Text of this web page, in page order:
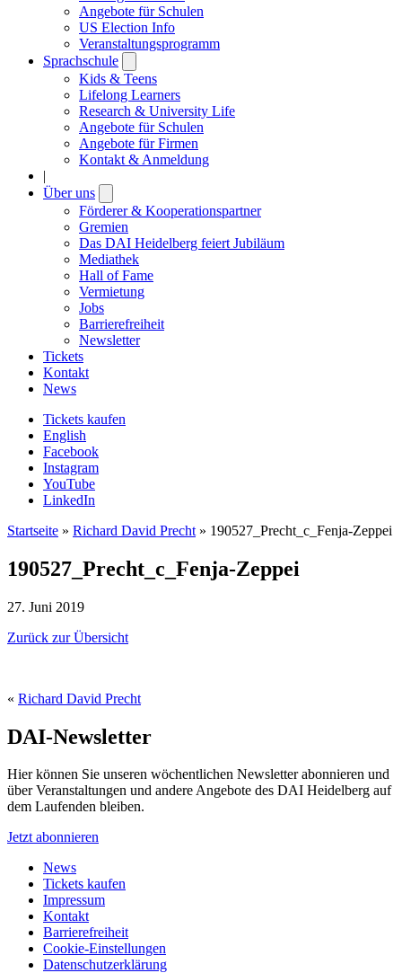
Angebote für Schulen
US Election Info
Veranstaltungsprogramm
Sprachschule
submenu
Kids & Teens
Lifelong Learners
Research & University Life
Angebote für Schulen
Angebote für Firmen
Kontakt & Anmeldung
|
Über uns
submenu
Förderer & Kooperationspartner
Gremien
Das DAI Heidelberg feiert Jubiläum
Mediathek
Hall of Fame
Vermietung
Jobs
Barrierefreiheit
Newsletter
Tickets
Kontakt
News
Tickets kaufen
English
Facebook
Instagram
YouTube
LinkedIn
Startseite » Richard David Precht » 190527_Precht_c_Fenja-Zeppei
190527_Precht_c_Fenja-Zeppei
27. Juni 2019
Zurück zur Übersicht
« Richard David Precht
DAI-Newsletter
Hier können Sie unseren wöchentlichen Newsletter abonnieren und
über Veranstaltungen und andere Angebote des DAI Heidelberg auf
dem Laufenden bleiben.
Jetzt abonnieren
News
Tickets kaufen
Impressum
Kontakt
Barrierefreiheit
Cookie-Einstellungen
Datenschutzerklärung